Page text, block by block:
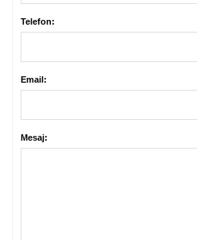
Telefon:
Email:
Mesaj: